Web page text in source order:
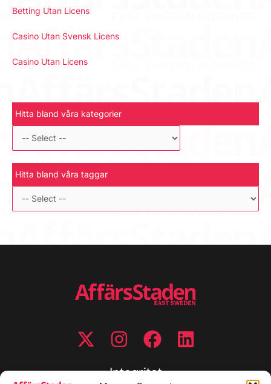
Betting Utan Licens
Casino Utan Svensk Licens
Casino Utan Licens
Hitta bland våra kategorier
Hitta bland våra taggar
Integritet